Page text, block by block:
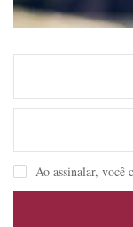
Ao assinalar, você